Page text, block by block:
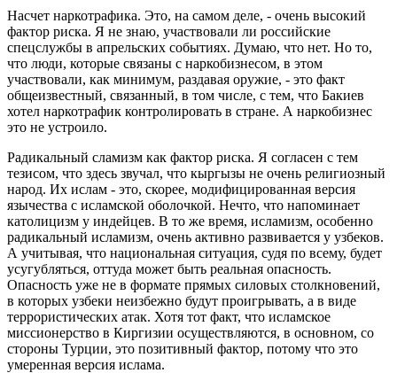
Насчет наркотрафика. Это, на самом деле, - очень высокий
фактор риска. Я не знаю, участвовали ли российские
спецслужбы в апрельских событиях. Думаю, что нет. Но то,
что люди, которые связаны с наркобизнесом, в этом
участвовали, как минимум, раздавая оружие, - это факт
общеизвестный, связанный, в том числе, с тем, что Бакиев
хотел наркотрафик контролировать в стране. А наркобизнес
это не устроило.
Радикальный сламизм как фактор риска. Я согласен с тем
тезисом, что здесь звучал, что кыргызы не очень религиозный
народ. Их ислам - это, скорее, модифицированная версия
язычества с исламской оболочкой. Нечто, что напоминает
католицизм у индейцев. В то же время, исламизм, особенно
радикальный исламизм, очень активно развивается у узбеков.
А учитывая, что национальная ситуация, судя по всему, будет
усугубляться, оттуда может быть реальная опасность.
Опасность уже не в формате прямых силовых столкновений,
в которых узбеки неизбежно будут проигрывать, а в виде
террористических атак. Хотя тот факт, что исламское
миссионерство в Киргизии осуществляются, в основном, со
стороны Турции, это позитивный фактор, потому что это
умеренная версия ислама.